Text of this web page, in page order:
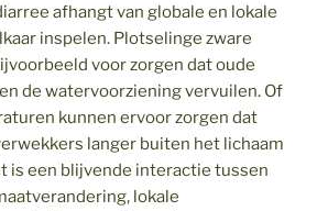
afhangt van globale en lokale
inspelen. Plotselinge zware
voor zorgen dat oude
de watervoorziening vervuilen. Of
kunnen ervoor zorgen dat
langer buiten het lichaam
is een blijvende interactie tussen
lokale